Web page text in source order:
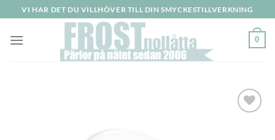
to
content
VI HAR DET DU VILLHÖVER TILL DIN SMYCKESTILLVERKNING
0